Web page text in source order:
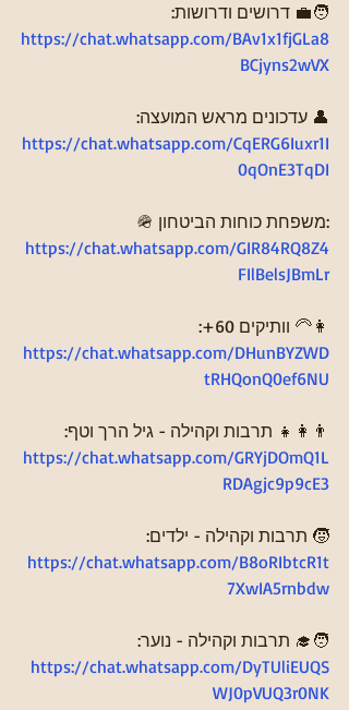
🧑‍💼 דרושים ודרושות:
https://chat.whatsapp.com/BAv1x1fjGLa8
BCjyns2wVX
👤 עדכונים מראש המועצה:
https://chat.whatsapp.com/CqERG6Iuxr1I
0qOnE3TqDI
🪖 משפחת כוחות הביטחון:
https://chat.whatsapp.com/GIR84RQ8Z4
FIlBelsJBmLr
👩‍🦳 וותיקים 60+:
https://chat.whatsapp.com/DHunBYZWD
tRHQonQ0ef6NU
👨‍👩‍👧 תרבות וקהילה - גיל הרך וטף:
https://chat.whatsapp.com/GRYjDOmQ1L
RDAgjc9p9cE3
🧒 תרבות וקהילה - ילדים:
https://chat.whatsapp.com/B8oRIbtcR1t
7XwIA5rnbdw
🧑‍🎓 תרבות וקהילה - נוער:
https://chat.whatsapp.com/DyTUliEUQS
WJ0pVUQ3r0NK